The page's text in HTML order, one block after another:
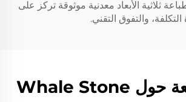
ثلاثية الأبعاد معدنية موثوقة تركز على
والتفوق التقني.
أسئلة شائعة حول Whale Stone